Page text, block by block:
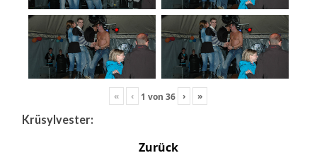
« ‹ 1 von36 › »
Krüsylvester:
Zurück